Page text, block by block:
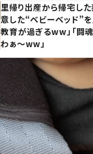
里帰り出産から帰宅し
意した“ベビーベッド”
教育が過ぎるww」「闘
わぁ～ww」